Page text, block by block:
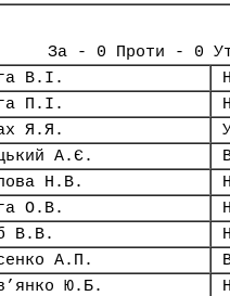
За - 0 Проти - 0
В.І.
П.І.
Я.Я.
А.Є.
Н.В.
О.В.
В.В.
А.П.
Ю.Б.